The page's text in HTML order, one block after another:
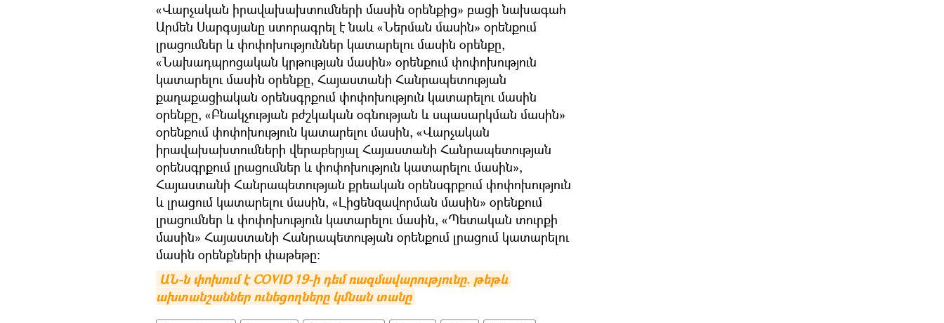
«Վարչական իրավախախտումների մասին օրենքից» բացի նախագահ
Արմեն Սարգսյանը ստորագրել է նաև «Ներման մասին» օրենքում
լրացումներ և փոփոխություններ կատարելու մասին օրենքը,
«Նախադպրոցական կրթության մասին» օրենքում փոփոխություն
կատարելու մասին օրենքը, Հայաստանի Հանրապետության
քաղաքացիական օրենսգրքում փոփոխություն կատարելու մասին
օրենքը, «Բնակչության բժշկական օգնության և սպասարկման մասին»
օրենքում փոփոխություն կատարելու մասին, «Վարչական
իրավախախտումների վերաբերյալ Հայաստանի Հանրապետության
օրենսգրքում լրացումներ և փոփոխություն կատարելու մասին»,
Հայաստանի Հանրապետության քրեական օրենսգրքում փոփոխություն
և լրացում կատարելու մասին, «Լիցենզավորման մասին» օրենքում
լրացումներ և փոփոխություն կատարելու մասին, «Պետական տուրքի
մասին» Հայաստանի Հանրապետության օրենքում լրացում կատարելու
մասին օրենքների փաթեթը:
ԱՆ-ն փոխում է COVID 19-ի դեմ ռազմավարությունը. թեթև
ախտանշաններ ունեցողները կմնան տանը